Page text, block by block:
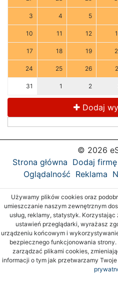
3 4 5
10 11 12
17 18 19
24 25 26
31 1 2
Dodaj
© 2026
Strona główna Dodaj
Oglądalność Reklama
Używamy plików cookies oraz
umieszczanie naszym zewnętrznym
usług, reklamy, statystyk.
ustawień przeglądarki, wyrażasz
urządzeniu końcowym i
bezpiecznego funkcjonowania
zarządzać plikami cookies,
informacji o tym jak przetwarzamy